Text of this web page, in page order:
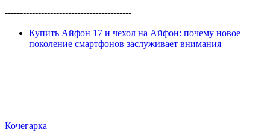
------------------------------------------
Купить Айфон 17 и чехол на Айфон: почему новое
поколение смартфонов заслуживает внимания
Кочегарка